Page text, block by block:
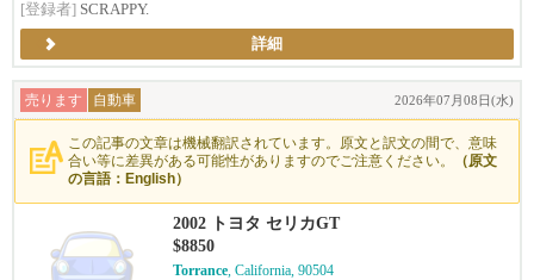
[登録者] SCRAPPY.
詳細
売ります 自動車 2026年07月08日(水)
この記事の文章は機械翻訳されています。原文と訳文の間で、意味
合い等に差異がある可能性がありますのでご注意ください。
（原文
の言語：English）
2002 トヨタ セリカGT
$8850
Torrance, California, 90504